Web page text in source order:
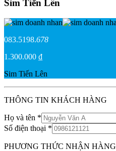
Sim Tiến Lên
083.5198.678
1.300.000 ₫
Sim Tiến Lên
THÔNG TIN KHÁCH HÀNG
Họ và tên *
Số điện thoại *
PHƯƠNG THỨC NHẬN HÀNG